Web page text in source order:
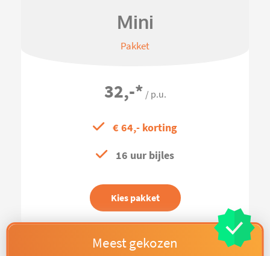
Mini
Pakket
32,-* / p.u.
€ 64,- korting
16 uur bijles
Kies pakket